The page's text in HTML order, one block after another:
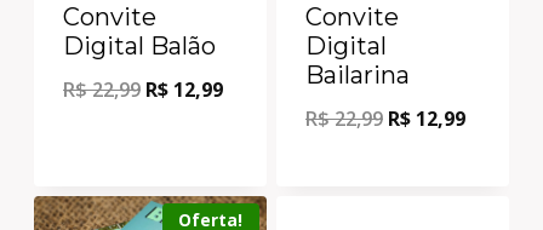
Convite
Digital Balão
R$22,99 R$ 12,99
Convite
Digital
Bailarina
R$22,99 R$ 12,99
Oferta!